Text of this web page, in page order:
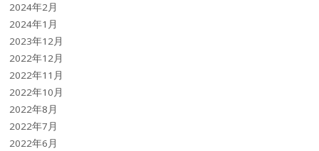
2024年2月
2024年1月
2023年12月
2022年12月
2022年11月
2022年10月
2022年8月
2022年7月
2022年6月